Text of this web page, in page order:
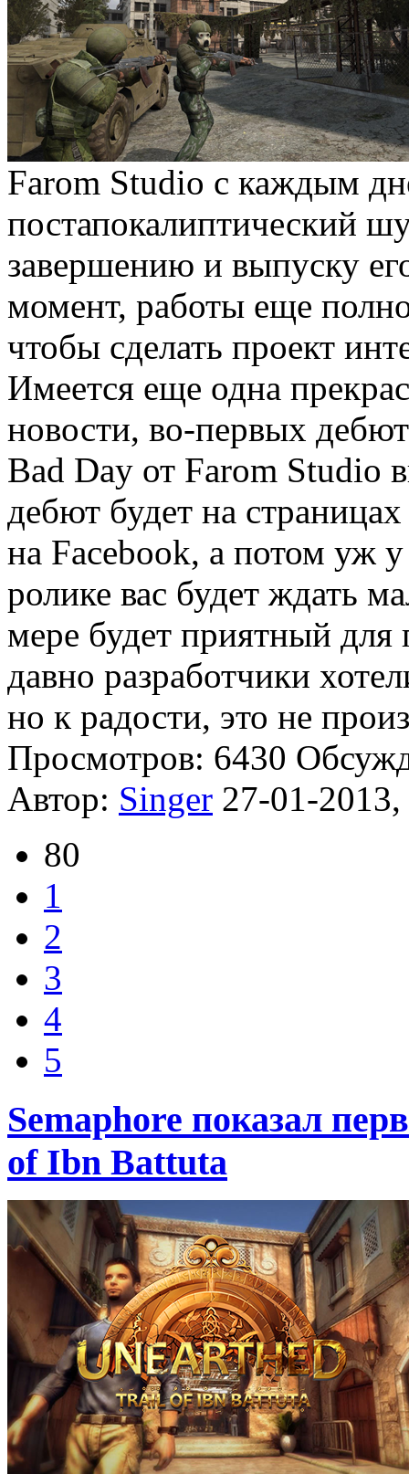
Farom Studio с каждым
постапокалиптический
завершению и выпуску
момент, работы еще
чтобы сделать проект
Имеется еще одна
новости, во-первых
Bad Day от Farom Studio
дебют будет на
на Facebook, а потом уж
ролике вас будет ждать
мере будет приятный
давно разработчики
но к радости, это не
Просмотров: 6430
Автор: Singer 27-01-
80
1
2
3
4
5
Semaphore показал
of Ibn Battuta